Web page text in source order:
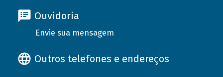
Ouvidoria
Envie sua mensagem
Outros telefones e endereços